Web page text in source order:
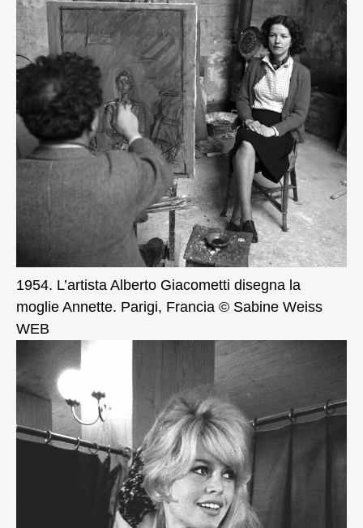
1954. L’artista Alberto Giacometti disegna la
moglie Annette. Parigi, Francia © Sabine Weiss
WEB